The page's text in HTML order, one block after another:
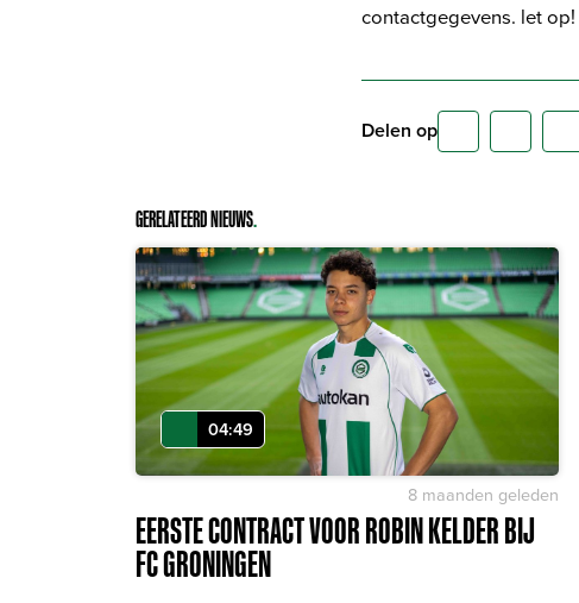
contactgegevens. let op!
Delen op
GERELATEERD NIEUWS.
04:49
8 maanden geleden
EERSTE CONTRACT VOOR ROBIN KELDER BIJ
FC GRONINGEN